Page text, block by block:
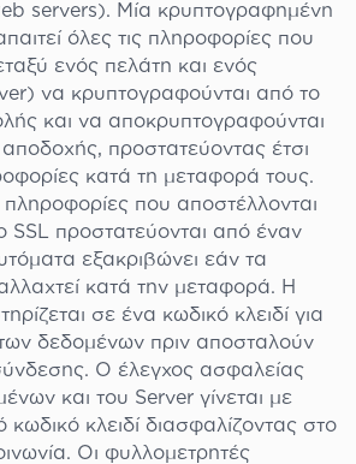
servers). Μία κρυπτογραφημένη
όλες τις πληροφορίες που
ενός πελάτη και ενός
να κρυπτογραφούνται από το
και να αποκρυπτογραφούνται
προστατεύοντας έτσι
κατά τη μεταφορά τους.
πληροφορίες που αποστέλλονται
SSL προστατεύονται από έναν
εξακριβώνει εάν τα
κατά την μεταφορά. Η
σε ένα κωδικό κλειδί για
δεδομένων πριν αποσταλούν
Ο έλεγχος ασφαλείας
και του Server γίνεται με
κλειδί διασφαλίζοντας στο
Οι φυλλομετρητές